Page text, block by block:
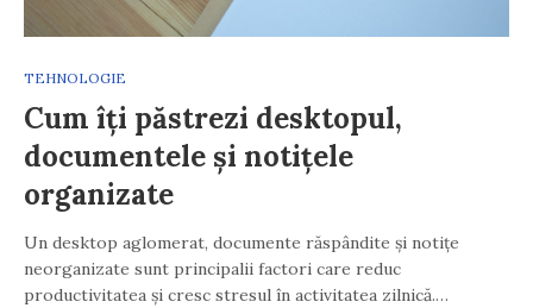
TEHNOLOGIE
Cum îți păstrezi desktopul,
documentele și notițele
organizate
Un desktop aglomerat, documente răspândite și notițe
neorganizate sunt principalii factori care reduc
productivitatea și cresc stresul în activitatea zilnică.…